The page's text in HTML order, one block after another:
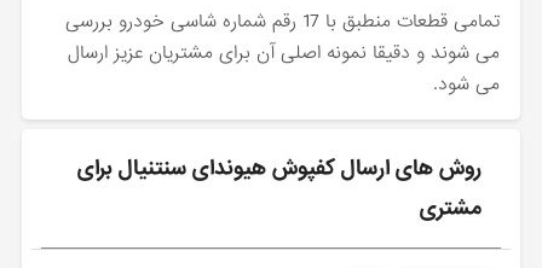
تمامی قطعات منطبق با 17 رقم شماره شاسی خودرو بررسی
می شوند و دقیقا نمونه اصلی آن برای مشتریان عزیز ارسال
می شود.
روش های ارسال کفپوش هیوندای سنتنیال برای
مشتری